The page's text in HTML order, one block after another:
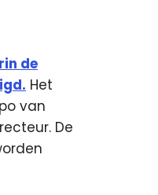
de
Het
van
De